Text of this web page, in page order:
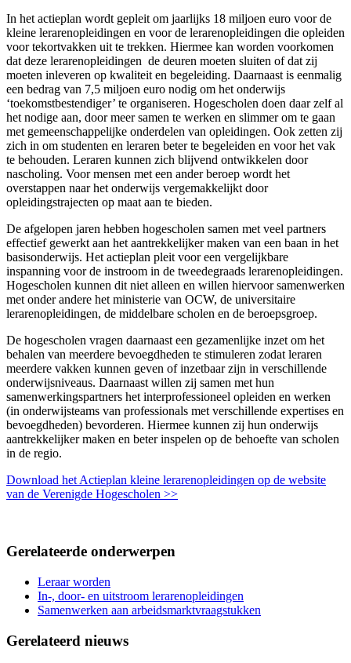
In het actieplan wordt gepleit om jaarlijks 18 miljoen euro voor de
kleine lerarenopleidingen en voor de lerarenopleidingen die opleiden
voor tekortvakken uit te trekken. Hiermee kan worden voorkomen
dat deze lerarenopleidingen de deuren moeten sluiten of dat zij
moeten inleveren op kwaliteit en begeleiding. Daarnaast is eenmalig
een bedrag van 7,5 miljoen euro nodig om het onderwijs
‘toekomstbestendiger’ te organiseren. Hogescholen doen daar zelf al
het nodige aan, door meer samen te werken en slimmer om te gaan
met gemeenschappelijke onderdelen van opleidingen. Ook zetten zij
zich in om studenten en leraren beter te begeleiden en voor het vak
te behouden. Leraren kunnen zich blijvend ontwikkelen door
nascholing. Voor mensen met een ander beroep wordt het
overstappen naar het onderwijs vergemakkelijkt door
opleidingstrajecten op maat aan te bieden.
De afgelopen jaren hebben hogescholen samen met veel partners
effectief gewerkt aan het aantrekkelijker maken van een baan in het
basisonderwijs. Het actieplan pleit voor een vergelijkbare
inspanning voor de instroom in de tweedegraads lerarenopleidingen.
Hogescholen kunnen dit niet alleen en willen hiervoor samenwerken
met onder andere het ministerie van OCW, de universitaire
lerarenopleidingen, de middelbare scholen en de beroepsgroep.
De hogescholen vragen daarnaast een gezamenlijke inzet om het
behalen van meerdere bevoegdheden te stimuleren zodat leraren
meerdere vakken kunnen geven of inzetbaar zijn in verschillende
onderwijsniveaus. Daarnaast willen zij samen met hun
samenwerkingspartners het interprofessioneel opleiden en werken
(in onderwijsteams van professionals met verschillende expertises en
bevoegdheden) bevorderen. Hiermee kunnen zij hun onderwijs
aantrekkelijker maken en beter inspelen op de behoefte van scholen
in de regio.
Download het Actieplan kleine lerarenopleidingen op de website
van de Verenigde Hogescholen >>
Gerelateerde onderwerpen
Leraar worden
In-, door- en uitstroom lerarenopleidingen
Samenwerken aan arbeidsmarktvraagstukken
Gerelateerd nieuws